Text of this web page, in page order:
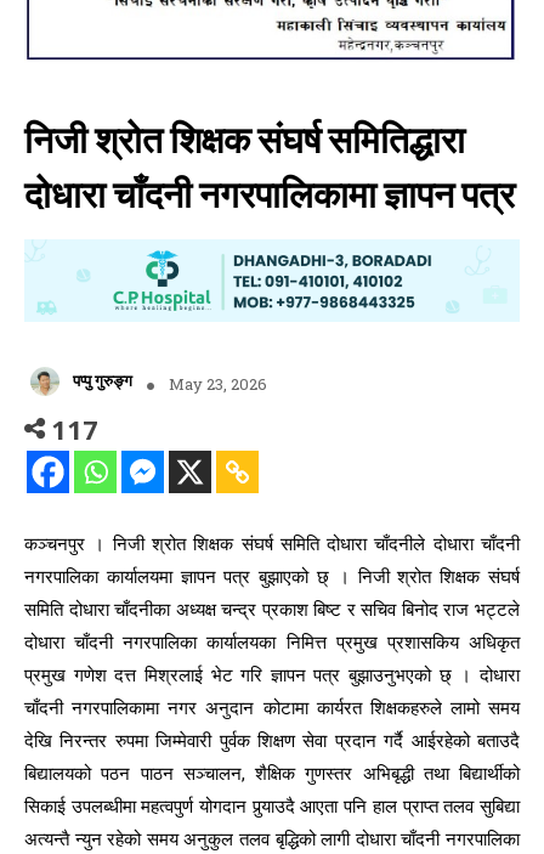
निजी श्रोत शिक्षक संघर्ष समितिद्धारा
दोधारा चाँदनी नगरपालिकामा ज्ञापन पत्र
पप्पु गुरुङ्ग May 23, 2026
117
कञ्चनपुर । निजी श्रोत शिक्षक संघर्ष समिति दोधारा चाँदनीले दोधारा चाँदनी
नगरपालिका कार्यालयमा ज्ञापन पत्र बुझाएको छ् । निजी श्रोत शिक्षक संघर्ष
समिति दोधारा चाँदनीका अध्यक्ष चन्द्र प्रकाश बिष्ट र सचिव बिनोद राज भट्टले
दोधारा चाँदनी नगरपालिका कार्यालयका निमित्त प्रमुख प्रशासकिय अधिकृत
प्रमुख गणेश दत्त मिश्रलाई भेट गरि ज्ञापन पत्र बुझाउनुभएको छ् । दोधारा
चाँदनी नगरपालिकामा नगर अनुदान कोटामा कार्यरत शिक्षकहरुले लामो समय
देखि निरन्तर रुपमा जिम्मेवारी पुर्वक शिक्षण सेवा प्रदान गर्दै आईरहेको बताउदै
बिद्यालयको पठन पाठन सञ्चालन, शैक्षिक गुणस्तर अभिबृद्धी तथा बिद्यार्थीको
सिकाई उपलब्धीमा महत्वपुर्ण योगदान पुर्‍याउदै आएता पनि हाल प्राप्त तलव सुबिद्या
अत्यन्तै न्युन रहेको समय अनुकुल तलव बृद्धिको लागी दोधारा चाँदनी नगरपालिका